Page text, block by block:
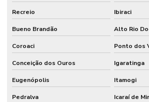
Recreio Ibiraci
Bueno Brandão Alto Rio
Coroaci Ponto dos
Conceição dos Ouros Igaratinga
Eugenópolis Itamogi
Pedralva Icaraí de